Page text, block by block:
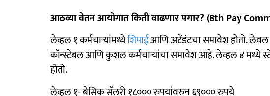
आठव्या वेतन आयोगात किती वाढणार पगार? (8th Pay
लेव्हल १ कर्मचाऱ्यांमध्येशिपाईआणि अटेंडंटचा समावेश होतो. लेवल
कॉन्स्टेबल आणि कुशल कर्मचाऱ्यांचा समावेश आहे. लेव्हल ४ मध्ये
होतो.
लेव्हल १- बेसिक सॅलरी १८००० रुपयांवरुन ६९००० रुपये